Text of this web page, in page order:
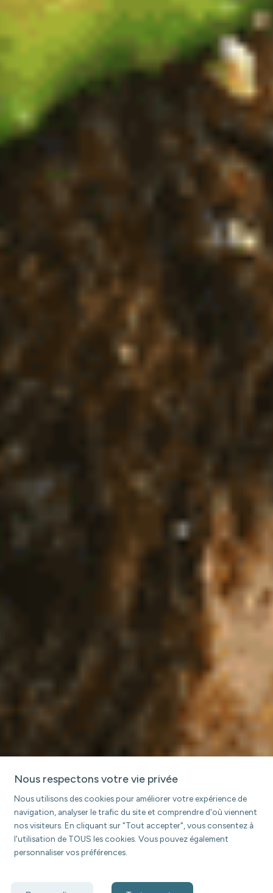
Nous respectons votre vie privée
Nous utilisons des cookies pour améliorer votre expérience de
navigation, analyser le trafic du site et comprendre d'où viennent
nos visiteurs. En cliquant sur "Tout accepter", vous consentez à
l'utilisation de TOUS les cookies. Vous pouvez également
personnaliser vos préférences.